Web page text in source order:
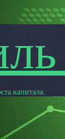
капитала.